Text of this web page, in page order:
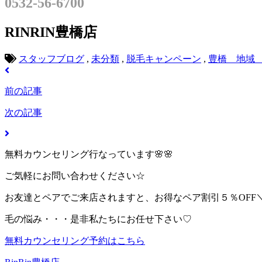
0532-56-6700
RINRIN豊橋店
スタッフブログ , 未分類 , 脱毛キャンペーン , 豊橋 地域
前の記事
次の記事
無料カウンセリング行なっています🌸🌸
ご気軽にお問い合わせください☆
お友達とペアでご来店されますと、お得なペア割引５％OFF
毛の悩み・・・是非私たちにお任せ下さい♡
無料カウンセリング予約はこちら